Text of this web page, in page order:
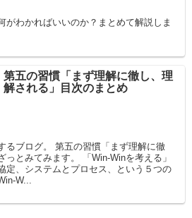
がわかればいいのか？まとめて解説しま
第五の習慣「まず理解に徹し、理
解される」目次のまとめ
るブログ。 第五の習慣「まず理解に徹
っとみてみます。 「Win-Winを考える」
定、システムとプロセス、という５つの
W...